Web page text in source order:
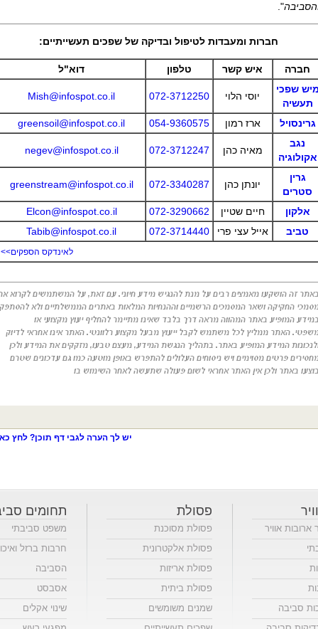
".
חברות ומעבדות לטיפול ובדיקה של שפכים תעשייתיים:
חברה איש קשר טלפון
דוא"ל
מיש שפכי
תעשיה
יוסי הלוי 072-3712250
Mish@infospot.co.il
גרינסויל ארז רמון 054-9360575
greensoil@infospot.co.il
נגב
אקולוגיה
מאיה כהן 072-3712247
negev@infospot.co.il
גרין
סטרים
יונתן כהן 072-3340287
greenstream@infospot.co.il
אלקון חיים שטיין 072-3290662
Elcon@infospot.co.il
טביב
אייל עצי פרי 072-3714440
Tabib@infospot.co.il
לאינדקס הספקים>>
יש לך הערה לגבי דף תוכן? לחץ
ארובות אוויר
סביבה
פסולת
פסולת מסוכנת
פסולת אלקטרונית
פסולת אריזות
פסולת ביתית
שמנים משומשים
תחומים
משפט סביבתי
חרבות ברזל
הסביבה
אסבסט
שינוי אקלים